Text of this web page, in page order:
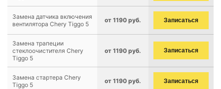
Замена датчика включения
вентилятора Chery Tiggo 5
от 1190 руб. Записаться
Замена трапеции
стеклоочистителя Chery
Tiggo 5
от 1190 руб. Записаться
Замена стартера Chery
Tiggo 5
от 1190 руб. Записаться